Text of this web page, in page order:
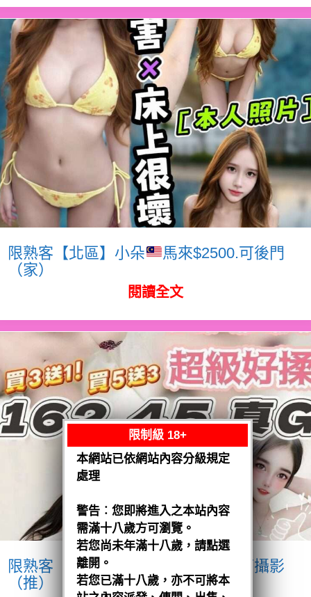
限熟客【北區】小朵
馬來$2500.可後門
（家）
閱讀全文
限熟客【沙鹿】優格
越南$3200.可攝影
（推）
限制級 18+
本網站已依網站內容分級規定
處理
警告︰您即將進入之本站內容
需滿十八歲方可瀏覽。
若您尚未年滿十八歲，請點選
離開。
若您已滿十八歲，亦不可將本